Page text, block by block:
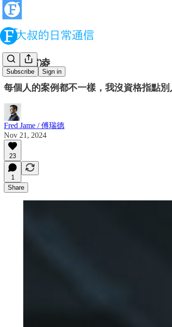
Subscribe Sign in
關於霸凌
每個人的案例都不一樣，我沒資格指點
Fred Jame / 傅瑞德
Nov 21, 2024
23
1
Share